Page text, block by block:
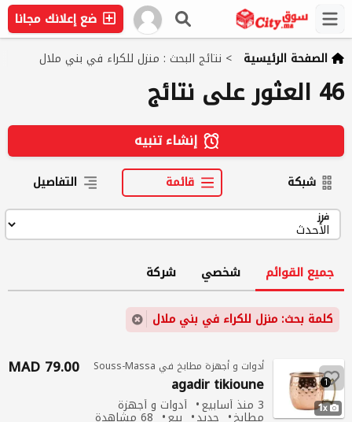
ضع إعلانك مجانا
الصفحة الرئيسية > نتائج البحث : منزل للكراء في بني ملال
46 العثور على نتائج
إنشاء تنبيه
شبكة قائمة التفاصيل
فرز
جميع القوائم شخصي شركة
كلمة بحث: منزل للكراء في بني ملال
1
أدوات و أجهزة مطابخ في Souss-Massa
agadir tikioune
3 منذ أسابيع أدوات و أجهزة
مطابخ جديد بيع 68 مشاهدة
79.00 MAD
1
1